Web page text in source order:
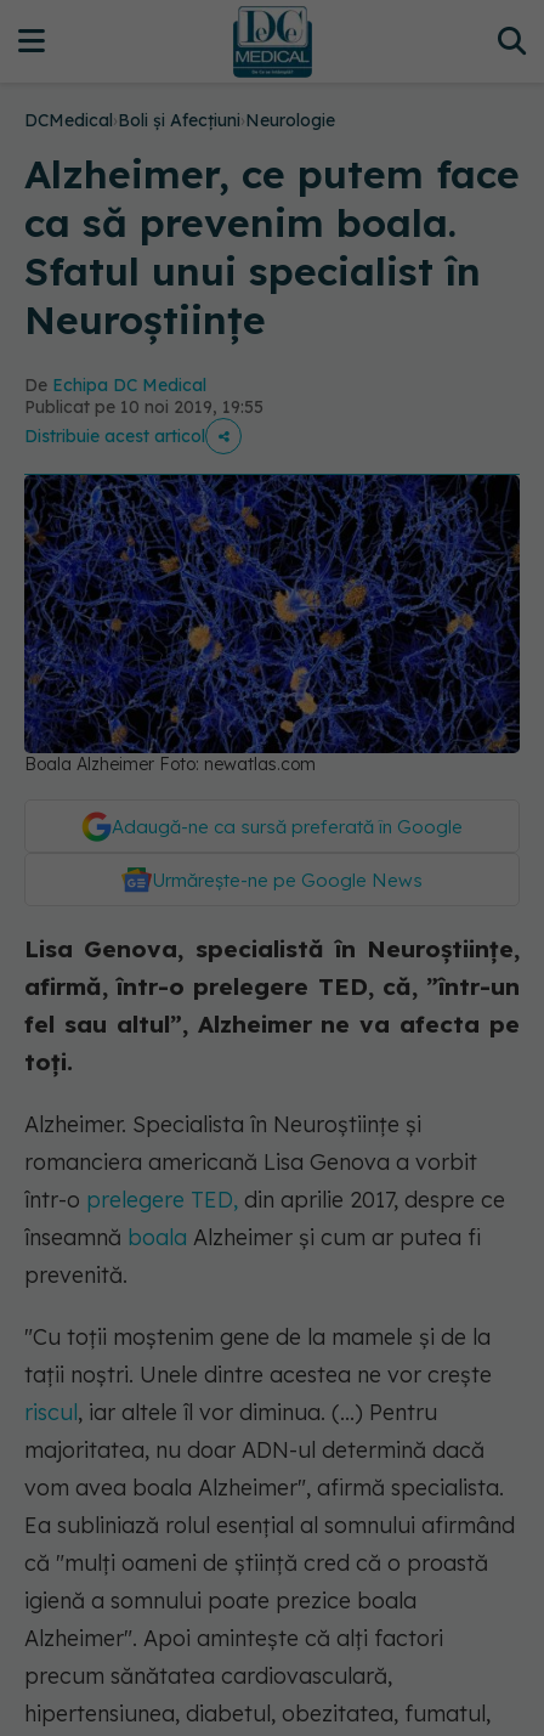
DCMedical›Boli și Afecțiuni›Neurologie
Alzheimer, ce putem face
ca să prevenim boala.
Sfatul unui specialist în
Neuroștiințe
De Echipa DC Medical
Publicat pe 10 noi 2019, 19:55
Distribuie acest articol
Boala Alzheimer Foto: newatlas.com
Adaugă-ne ca sursă preferată în Google
Urmărește-ne pe Google News
Lisa Genova, specialistă în Neuroștiințe,
afirmă, într-o prelegere TED, că, ”într-un
fel sau altul”, Alzheimer ne va afecta pe
toți.
Alzheimer. Specialista în Neuroștiințe și
romanciera americană Lisa Genova a vorbit
într-o prelegere TED, din aprilie 2017, despre ce
înseamnă boala Alzheimer și cum ar putea fi
prevenită.
"Cu toții moștenim gene de la mamele și de la
tații noștri. Unele dintre acestea ne vor crește
riscul, iar altele îl vor diminua. (...) Pentru
majoritatea, nu doar ADN-ul determină dacă
vom avea boala Alzheimer", afirmă specialista.
Ea subliniază rolul esențial al somnului afirmând
că "mulți oameni de știință cred că o proastă
igienă a somnului poate prezice boala
Alzheimer". Apoi amintește că alți factori
precum sănătatea cardiovasculară,
hipertensiunea, diabetul, obezitatea, fumatul,